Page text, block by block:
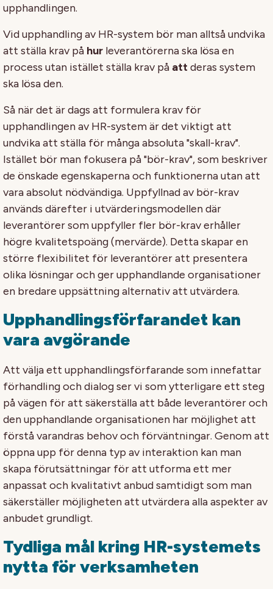
upphandlingen.
Vid upphandling av HR-system bör man alltså undvika
att ställa krav på hur leverantörerna ska lösa en
process utan istället ställa krav på attderas system
ska lösa den.
Så när det är dags att formulera krav för
upphandlingen av HR-system är det viktigt att
undvika att ställa för många absoluta "skall-krav".
Istället bör man fokusera på "bör-krav", som beskriver
de önskade egenskaperna och funktionerna utan att
vara absolut nödvändiga. Uppfyllnad av bör-krav
används därefter i utvärderingsmodellen där
leverantörer som uppfyller fler bör-krav erhåller
högre kvalitetspoäng (mervärde). Detta skapar en
större flexibilitet för leverantörer att presentera
olika lösningar och ger upphandlande organisationer
en bredare uppsättning alternativ att utvärdera.
Upphandlingsförfarandet kan
vara avgörande
Att välja ett upphandlingsförfarande som innefattar
förhandling och dialog ser vi som ytterligare ett steg
på vägen för att säkerställa att både leverantörer och
den upphandlande organisationen har möjlighet att
förstå varandras behov och förväntningar. Genom att
öppna upp för denna typ av interaktion kan man
skapa förutsättningar för att utforma ett mer
anpassat och kvalitativt anbud samtidigt som man
säkerställer möjligheten att utvärdera alla aspekter av
anbudet grundligt.
Tydliga mål kring HR-systemets
nytta för verksamheten